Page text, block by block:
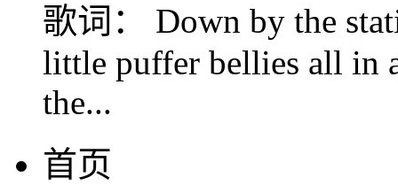
歌词： Down by the
little puffer bellies all in
the...
首页